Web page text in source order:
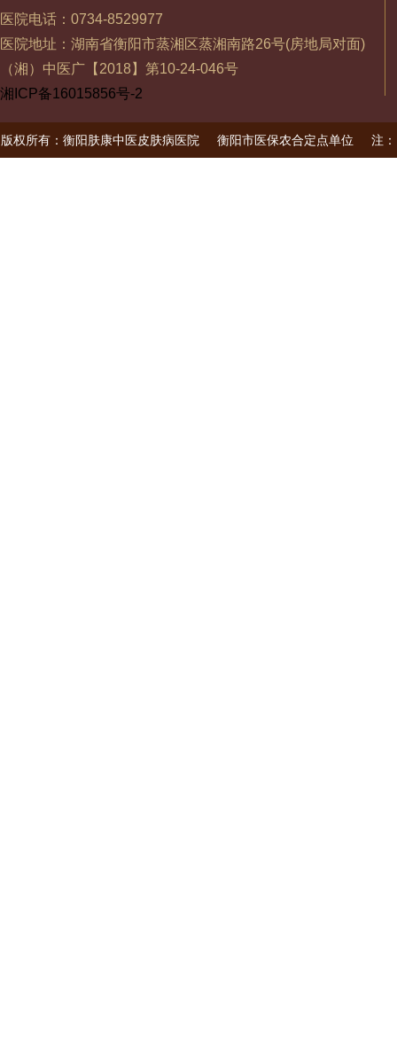
医院电话：0734-8529977
医院地址：湖南省衡阳市蒸湘区蒸湘南路26号(房地局对面)
（湘）中医广【2018】第10-24-046号
湘ICP备16015856号-2
版权所有：衡阳肤康中医皮肤病医院 衡阳市医保农合定点单位 注：